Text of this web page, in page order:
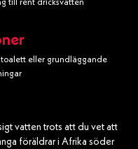
till rent dricksvatten
eller grundläggande
vatten trots att du vet att
föräldrar i Afrika söder